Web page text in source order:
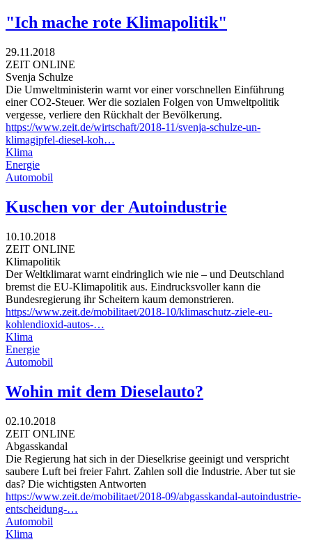
"Ich mache rote Klimapolitik"
29.11.2018
ZEIT ONLINE
Svenja Schulze
Die Umweltministerin warnt vor einer vorschnellen Einführung
einer CO2-Steuer. Wer die sozialen Folgen von Umweltpolitik
vergesse, verliere den Rückhalt der Bevölkerung.
https://www.zeit.de/wirtschaft/2018-11/svenja-schulze-un-
klimagipfel-diesel-koh…
Klima
Energie
Automobil
Kuschen vor der Autoindustrie
10.10.2018
ZEIT ONLINE
Klimapolitik
Der Weltklimarat warnt eindringlich wie nie – und Deutschland
bremst die EU-Klimapolitik aus. Eindrucksvoller kann die
Bundesregierung ihr Scheitern kaum demonstrieren.
https://www.zeit.de/mobilitaet/2018-10/klimaschutz-ziele-eu-
kohlendioxid-autos-…
Klima
Energie
Automobil
Wohin mit dem Dieselauto?
02.10.2018
ZEIT ONLINE
Abgasskandal
Die Regierung hat sich in der Dieselkrise geeinigt und verspricht
saubere Luft bei freier Fahrt. Zahlen soll die Industrie. Aber tut sie
das? Die wichtigsten Antworten
https://www.zeit.de/mobilitaet/2018-09/abgasskandal-autoindustrie-
entscheidung-…
Automobil
Klima